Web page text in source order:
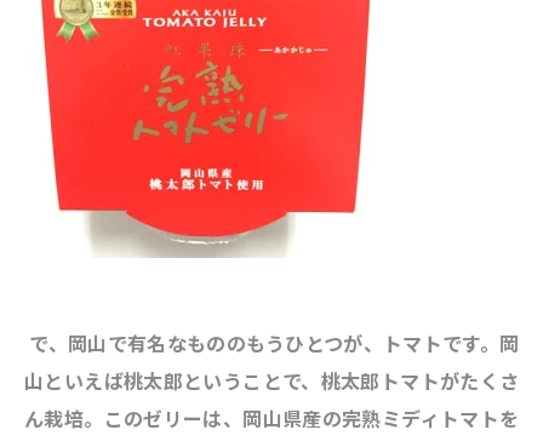
で、岡山で有名なもののもうひとつが、トマトです。岡
山といえば桃太郎ということで、桃太郎トマトがたくさ
ん栽培。このゼリーは、 岡山県産の完熟ミディトマトを